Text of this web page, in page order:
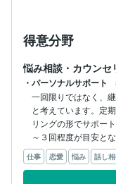
得意分野
悩み相談・カウンセ
・パーソナルサポート
一回限りではなく、
と考えています。定
リングの形でサポー
～３回程度が目安とな
仕事 恋愛 悩み 話し